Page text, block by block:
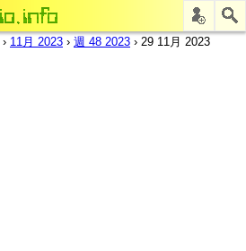
› 11月 2023 › 週 48 2023 › 29 11月 2023